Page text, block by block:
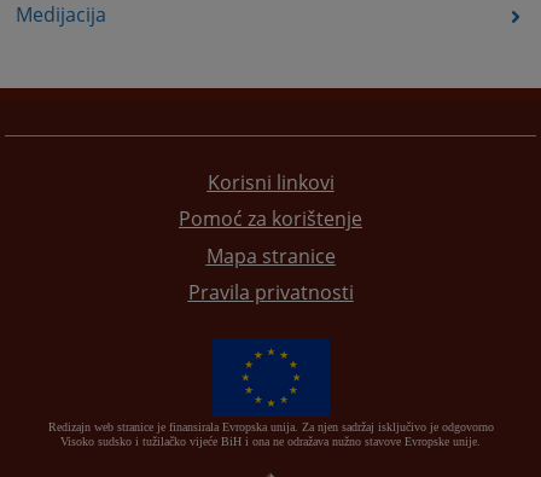
Medijacija
Korisni linkovi
Pomoć za korištenje
Mapa stranice
Pravila privatnosti
Redizajn web stranice je finansirala Evropska unija. Za njen sadržaj isključivo je odgovorno
Visoko sudsko i tužilačko vijeće BiH i ona ne odražava nužno stavove Evropske unije.